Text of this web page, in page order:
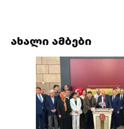
ახალი ამბები